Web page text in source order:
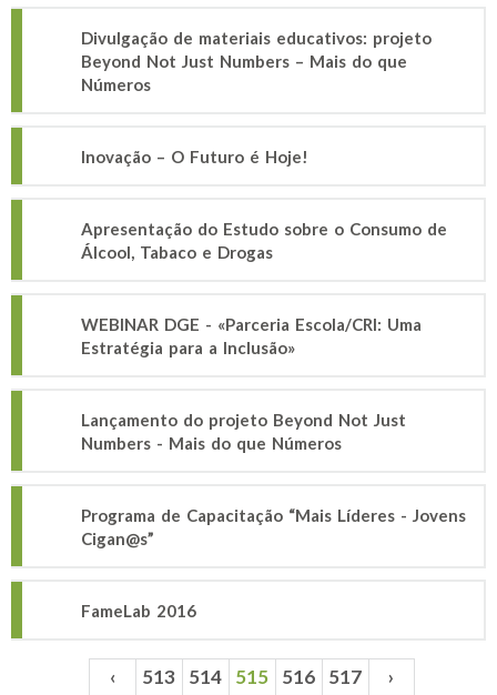
Divulgação de materiais educativos: projeto
Beyond Not Just Numbers – Mais do que
Números
Inovação – O Futuro é Hoje!
Apresentação do Estudo sobre o Consumo de
Álcool, Tabaco e Drogas
WEBINAR DGE - «Parceria Escola/CRI: Uma
Estratégia para a Inclusão»
Lançamento do projeto Beyond Not Just
Numbers - Mais do que Números
Programa de Capacitação “Mais Líderes - Jovens
Cigan@s”
FameLab 2016
‹ 513 514 515 516 517 ›